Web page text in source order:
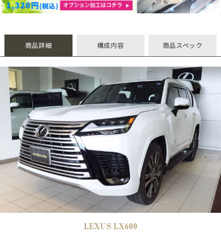
商品詳細 構成内容 商品スペック